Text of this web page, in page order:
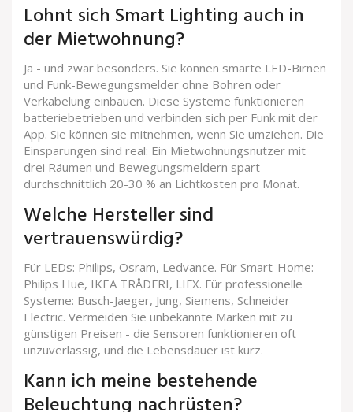
Lohnt sich Smart Lighting auch in
der Mietwohnung?
Ja - und zwar besonders. Sie können smarte LED-Birnen
und Funk-Bewegungsmelder ohne Bohren oder
Verkabelung einbauen. Diese Systeme funktionieren
batteriebetrieben und verbinden sich per Funk mit der
App. Sie können sie mitnehmen, wenn Sie umziehen. Die
Einsparungen sind real: Ein Mietwohnungsnutzer mit
drei Räumen und Bewegungsmeldern spart
durchschnittlich 20-30 % an Lichtkosten pro Monat.
Welche Hersteller sind
vertrauenswürdig?
Für LEDs: Philips, Osram, Ledvance. Für Smart-Home:
Philips Hue, IKEA TRÅDFRI, LIFX. Für professionelle
Systeme: Busch-Jaeger, Jung, Siemens, Schneider
Electric. Vermeiden Sie unbekannte Marken mit zu
günstigen Preisen - die Sensoren funktionieren oft
unzuverlässig, und die Lebensdauer ist kurz.
Kann ich meine bestehende
Beleuchtung nachrüsten?